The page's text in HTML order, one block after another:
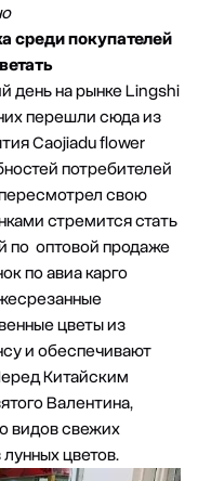
среди покупателей
день на рынке Lingshi
перешли сюда из
Caojiadu flower
потребителей
свою
стремится стать
по оптовой продаже
по авиа карго
цветы из
и обеспечивают
Китайским
Валентина,
видов свежих
цветов.